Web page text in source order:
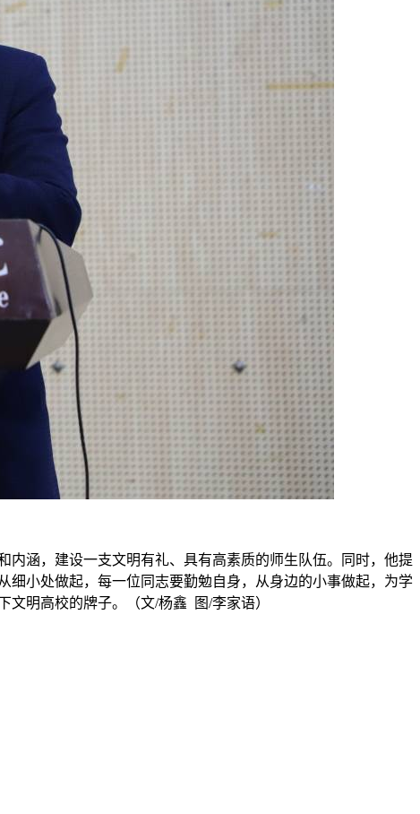
涵，建设一支文明有礼、具有高素质的师生队伍。同时，他提
小处做起，每一位同志要勤勉自身，从身边的小事做起，为学
明高校的牌子。（文/杨鑫 图/李家语）